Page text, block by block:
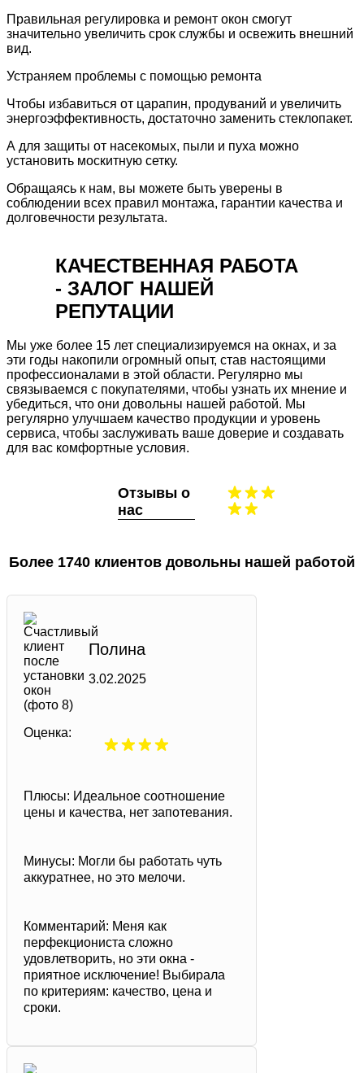
Правильная регулировка и ремонт окон смогут
значительно увеличить срок службы и освежить внешний
вид.
Устраняем проблемы с помощью ремонта
Чтобы избавиться от царапин, продуваний и увеличить
энергоэффективность, достаточно заменить стеклопакет.
А для защиты от насекомых, пыли и пуха можно
установить москитную сетку.
Обращаясь к нам, вы можете быть уверены в
соблюдении всех правил монтажа, гарантии качества и
долговечности результата.
КАЧЕСТВЕННАЯ РАБОТА
- ЗАЛОГ НАШЕЙ
РЕПУТАЦИИ
Мы уже более 15 лет специализируемся на окнах, и за
эти годы накопили огромный опыт, став настоящими
профессионалами в этой области. Регулярно мы
связываемся с покупателями, чтобы узнать их мнение и
убедиться, что они довольны нашей работой. Мы
регулярно улучшаем качество продукции и уровень
сервиса, чтобы заслуживать ваше доверие и создавать
для вас комфортные условия.
Отзывы о
нас
Более 1740 клиентов довольны нашей работой
Полина
3.02.2025
Оценка:
Плюсы: Идеальное соотношение
цены и качества, нет запотевания.
Минусы: Могли бы работать чуть
аккуратнее, но это мелочи.
Комментарий: Меня как
перфекциониста сложно
удовлетворить, но эти окна -
приятное исключение! Выбирала
по критериям: качество, цена и
сроки.